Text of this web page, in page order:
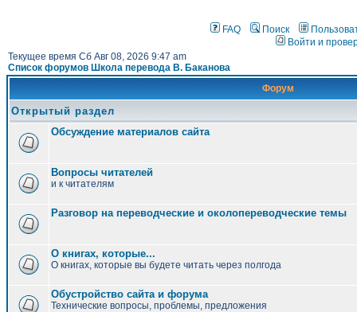
FAQ Поиск
Войти и
Текущее время Сб Авг 08, 2026 9:47 am
Список форумов Школа перевода В. Баканова
Форум
Открытый раздел
Обсуждение материалов сайта
Вопросы читателей
и к читателям
Разговор на переводческие и околопереводческие темы
О книгах, которые...
О книгах, которые вы будете читать через полгода
Обустройство сайта и форума
Технические вопросы, проблемы, предложения